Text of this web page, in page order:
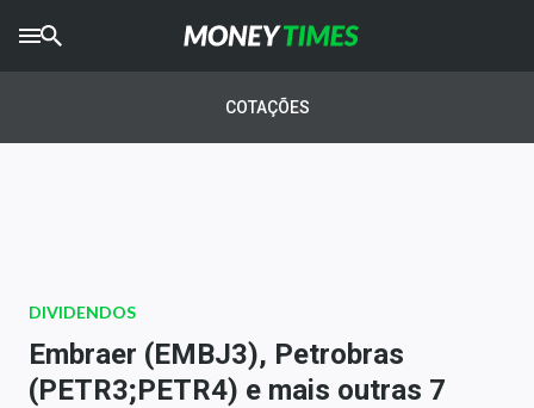
AGROTIMES
Newsletters
Money Trader
COTAÇÕES
DIVIDENDOS
Embraer (EMBJ3), Petrobras
(PETR3;PETR4) e mais outras 7